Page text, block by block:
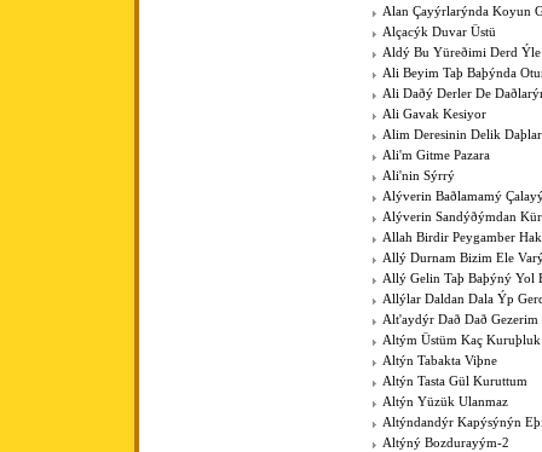
Alan Çayýrlarýnda Koyun
Alçacýk Duvar Üstü
Aldý Bu Yüreðimi Derd
Ali Beyim Taþ Baþýnda
Ali Daðý Derler De
Ali Gavak Kesiyor
Alim Deresinin Delik
Ali'm Gitme Pazara
Ali'nin Sýrrý
Alýverin Baðlamamý
Alýverin Sandýðýmdan
Allah Birdir Peygamber Hak
Allý Durnam Bizim Ele
Allý Gelin Taþ Baþýný Yol
Allýlar Daldan Dala Ýp
Alt'aydýr Dað Dað Gezerim
Altým Üstüm Kaç Kuruþluk
Altýn Tabakta Viþne
Altýn Tasta Gül Kuruttum
Altýn Yüzük Ulanmaz
Altýndandýr Kapýsýnýn
Altýný Bozdurayým-2